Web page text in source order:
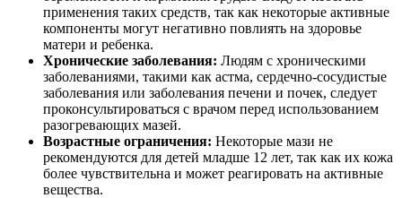
применения таких средств, так как некоторые активные
компоненты могут негативно повлиять на здоровье
матери и ребенка.
Хронические заболевания: Людям с хроническими
заболеваниями, такими как астма, сердечно-сосудистые
заболевания или заболевания печени и почек, следует
проконсультироваться с врачом перед использованием
разогревающих мазей.
Возрастные ограничения: Некоторые мази не
рекомендуются для детей младше 12 лет, так как их кожа
более чувствительна и может реагировать на активные
вещества.